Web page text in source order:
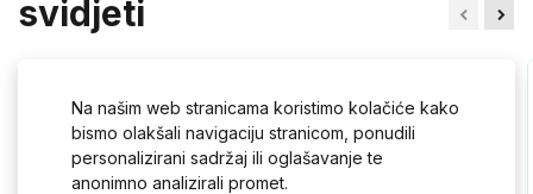
svidjeti
Na našim web stranicama koristimo kolačiće kako
bismo olakšali navigaciju stranicom, ponudili
personalizirani sadržaj ili oglašavanje te
anonimno analizirali promet.